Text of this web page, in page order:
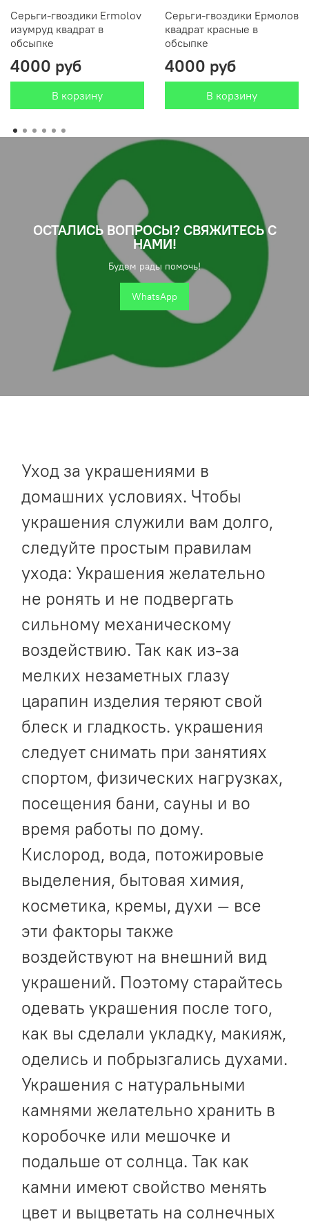
Серьги-гвоздики Ermolov
изумруд квадрат в
обсыпке
4000 руб
В корзину
Серьги-гвоздики Ермолов
квадрат красные в
обсыпке
4000 руб
В корзину
ОСТАЛИСЬ ВОПРОСЫ? СВЯЖИТЕСЬ С
НАМИ!
Будем рады помочь!
WhatsApp
Уход за украшениями в
домашних условиях. Чтобы
украшения служили вам долго,
следуйте простым правилам
ухода: Украшения желательно
не ронять и не подвергать
сильному механическому
воздействию. Так как из-за
мелких незаметных глазу
царапин изделия теряют свой
блеск и гладкость. украшения
следует снимать при занятиях
спортом, физических нагрузках,
посещения бани, сауны и во
время работы по дому.
Кислород, вода, потожировые
выделения, бытовая химия,
косметика, кремы, духи — все
эти факторы также
воздействуют на внешний вид
украшений. Поэтому старайтесь
одевать украшения после того,
как вы сделали укладку, макияж,
оделись и побрызгались духами.
Украшения с натуральными
камнями желательно хранить в
коробочке или мешочке и
подальше от солнца. Так как
камни имеют свойство менять
цвет и выцветать на солнечных